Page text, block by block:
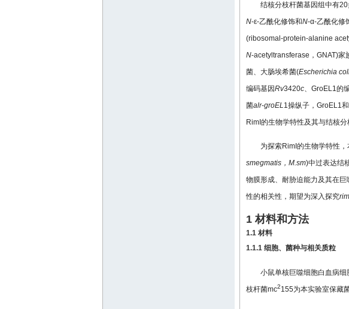
结核分枝杆菌基因组中有
N-ε-乙酰化修饰和N-α-乙酰化修
(ribosomal-protein-alanine
N-acetyltransferase，GNAT)家
菌、大肠埃希菌(Escherichia
编码基因Rv3420c、GroEL1的
菌alr-groEL1操纵子，GroEL1
RimI的生物学特性及其与结核
为探索RimI的生物学特性
smegmatis，M.sm)中过表达结
物膜形成、耐胁迫能力及其在
性的相关性，期望为深入探究
1 材料和方法
1.1 材料
1.1.1 细胞、菌种与相关质粒
小鼠单核巨噬细胞白血病
枝杆菌mc2155为本实验室保藏